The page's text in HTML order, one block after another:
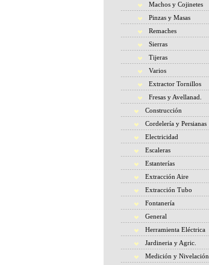
Machos y Cojinetes
Pinzas y Masas
Remaches
Sierras
Tijeras
Varios
Extractor Tornillos
Fresas y Avellanad.
Construcción
Cordelería y Persianas
Electricidad
Escaleras
Estanterías
Extracción Aire
Extracción Tubo
Fontanería
General
Herramienta Eléctrica
Jardineria y Agric.
Medición y Nivelación